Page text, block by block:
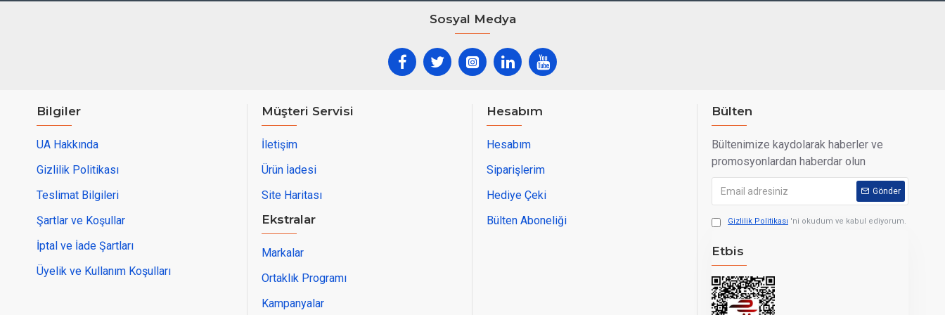
İstediğiniz renk ve ölçülerde üretim yapılmaktadır.*
Türkiye'nin her yerine gönderim sağlanmaktadır.**
Sosyal Medya
Bilgiler
UA Hakkında
Gizlilik Politikası
Teslimat Bilgileri
Şartlar ve Koşullar
İptal ve İade Şartları
Üyelik ve Kullanım Koşulları
Müşteri Servisi
İletişim
Ürün İadesi
Site Haritası
Ekstralar
Markalar
Ortaklık Programı
Kampanyalar
Hesabım
Hesabım
Siparişlerim
Hediye Çeki
Bülten Aboneliği
Bülten
Bültenimize kaydolarak haberler ve
promosyonlardan haberdar olun
Gönder
Gizlilik Politikası 'ni okudum ve kabul ediyorum.
Etbis